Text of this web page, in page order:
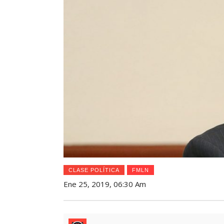
CLASE POLÍTICA FMLN
Ene 25, 2019, 06:30 Am